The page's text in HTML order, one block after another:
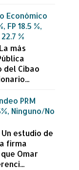
Económico
FP 18.5 %,
%
más
del Cibao
PRM
Ninguno/No
Un estudio de
firma
Omar